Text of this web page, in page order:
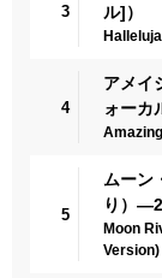
3
ル]）
4
アメイ
ォーカ
5
ムーン
り）
Moon
Version)